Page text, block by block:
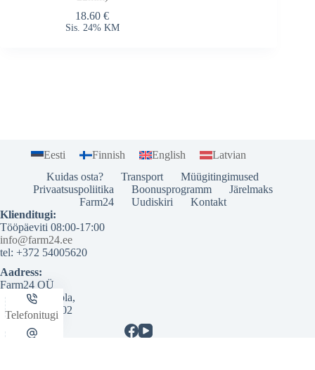
18.60€
Sis. 24% KM
Eesti Finnish English
Latvian
Kuidas osta?
Transport
Müügitingimused
Privaatsuspoliitika
Boonusprogramm
Järelmaks
Farm24
Uudiskiri
Kontakt
Klienditugi:
Tööpäeviti 08:00-17:00
info@farm24.ee
tel: +372 54005620
Aadress:
Farm24 OÜ
Pikk 37b Ambla,
Järvamaa 73502
Telefonitugi